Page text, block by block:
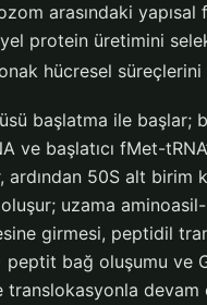
arasındaki yapısal
protein üretimini
hücresel süreçlerini
başlatma ile başlar;
ve başlatıcı fMet-
ardından 50S alt birim
uzama aminoasil-
girmesi, peptidil
peptit bağ oluşumu ve
translokasyonla devam